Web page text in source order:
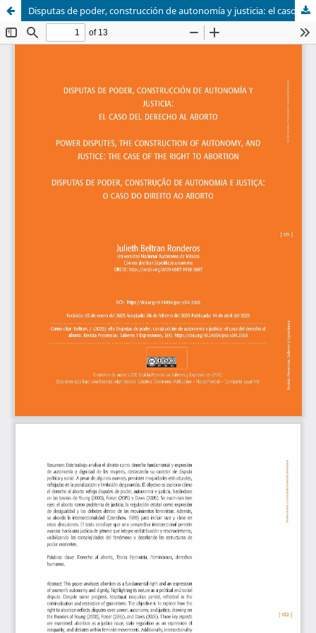
Disputas de poder, construcción de autonomía y justicia: el caso del derecho al aborto